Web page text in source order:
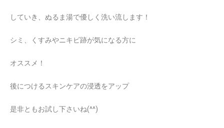
していき、ぬるま湯で優しく洗い流します！
シミ、くすみやニキビ跡が気になる方に
オススメ！
後につけるスキンケアの浸透をアップ
是非ともお試し下さいね(^^)